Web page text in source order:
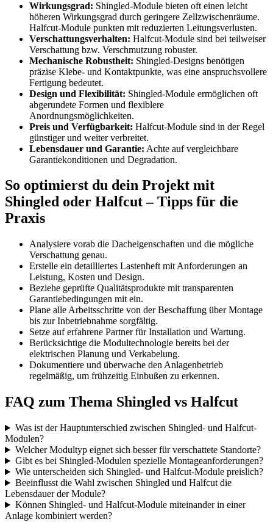
Wirkungsgrad: Shingled-Module bieten oft einen leicht
höheren Wirkungsgrad durch geringere Zellzwischenräume.
Halfcut-Module punkten mit reduzierten Leitungsverlusten.
Verschattungsverhalten: Halfcut-Module sind bei teilweiser
Verschattung bzw. Verschmutzung robuster.
Mechanische Robustheit: Shingled-Designs benötigen
präzise Klebe- und Kontaktpunkte, was eine anspruchsvollere
Fertigung bedeutet.
Design und Flexibilität: Shingled-Module ermöglichen oft
abgerundete Formen und flexiblere
Anordnungsmöglichkeiten.
Preis und Verfügbarkeit: Halfcut-Module sind in der Regel
günstiger und weiter verbreitet.
Lebensdauer und Garantie: Achte auf vergleichbare
Garantiekonditionen und Degradation.
So optimierst du dein Projekt mit
Shingled oder Halfcut – Tipps für die
Praxis
Analysiere vorab die Dacheigenschaften und die mögliche
Verschattung genau.
Erstelle ein detailliertes Lastenheft mit Anforderungen an
Leistung, Kosten und Design.
Beziehe geprüfte Qualitätsprodukte mit transparenten
Garantiebedingungen mit ein.
Plane alle Arbeitsschritte von der Beschaffung über Montage
bis zur Inbetriebnahme sorgfältig.
Setze auf erfahrene Partner für Installation und Wartung.
Berücksichtige die Modultechnologie bereits bei der
elektrischen Planung und Verkabelung.
Dokumentiere und überwache den Anlagenbetrieb
regelmäßig, um frühzeitig Einbußen zu erkennen.
FAQ zum Thema Shingled vs Halfcut
Was ist der Hauptunterschied zwischen Shingled- und Halfcut-
Modulen?
Welcher Modultyp eignet sich besser für verschattete Standorte?
Gibt es bei Shingled-Modulen spezielle Montageanforderungen?
Wie unterscheiden sich Shingled- und Halfcut-Module preislich?
Beeinflusst die Wahl zwischen Shingled und Halfcut die
Lebensdauer der Module?
Können Shingled- und Halfcut-Module miteinander in einer
Anlage kombiniert werden?